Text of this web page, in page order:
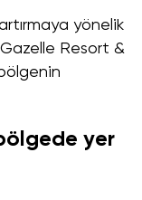
yönelik
Resort &
yer